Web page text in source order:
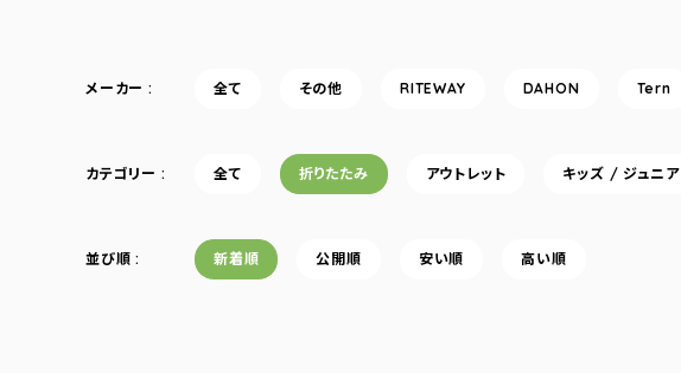
メーカー 全て その他 RITEWAY DAHON Tern
カテゴリー 全て 折りたたみ アウトレット キッズ / ジュニア
並び順 新着順 公開順 安い順 高い順